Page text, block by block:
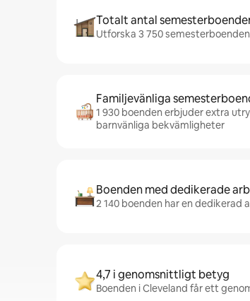
Totalt antal
Utforska 3 750
Familjevänliga
1 930 boenden erbjuder extra
barnvänliga bekvämligheter
Boenden med dedikerade
2 140 boenden har en dedikerad
4,7 i genomsnittligt betyg
Boenden i Cleveland får ett